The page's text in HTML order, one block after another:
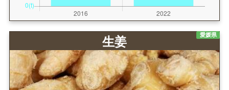
愛媛県
生姜